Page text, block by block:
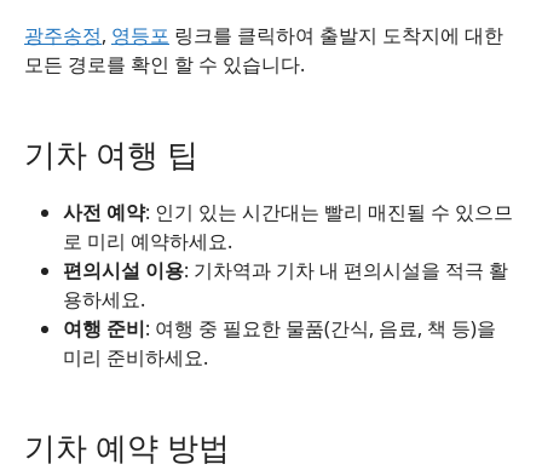
광주송정, 영등포 링크를 클릭하여 출발지 도착지에 대한
모든 경로를 확인 할 수 있습니다.
기차 여행 팁
사전 예약: 인기 있는 시간대는 빨리 매진될 수 있으므
로 미리 예약하세요.
편의시설 이용: 기차역과 기차 내 편의시설을 적극 활
용하세요.
여행 준비: 여행 중 필요한 물품(간식, 음료, 책 등)을
미리 준비하세요.
기차 예약 방법